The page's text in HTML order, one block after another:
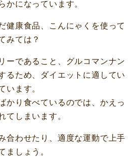
かになっています。
健康食品、こんにゃくを使って
みては？
ーであること、グルコマンナン
るため、ダイエットに適してい
います。
かり食べているのでは、かえっ
てしまいます。
合わせたり、適度な運動で上手
ましょう。